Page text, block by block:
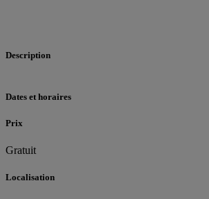
Description
Dates et horaires
Prix
Gratuit
Localisation